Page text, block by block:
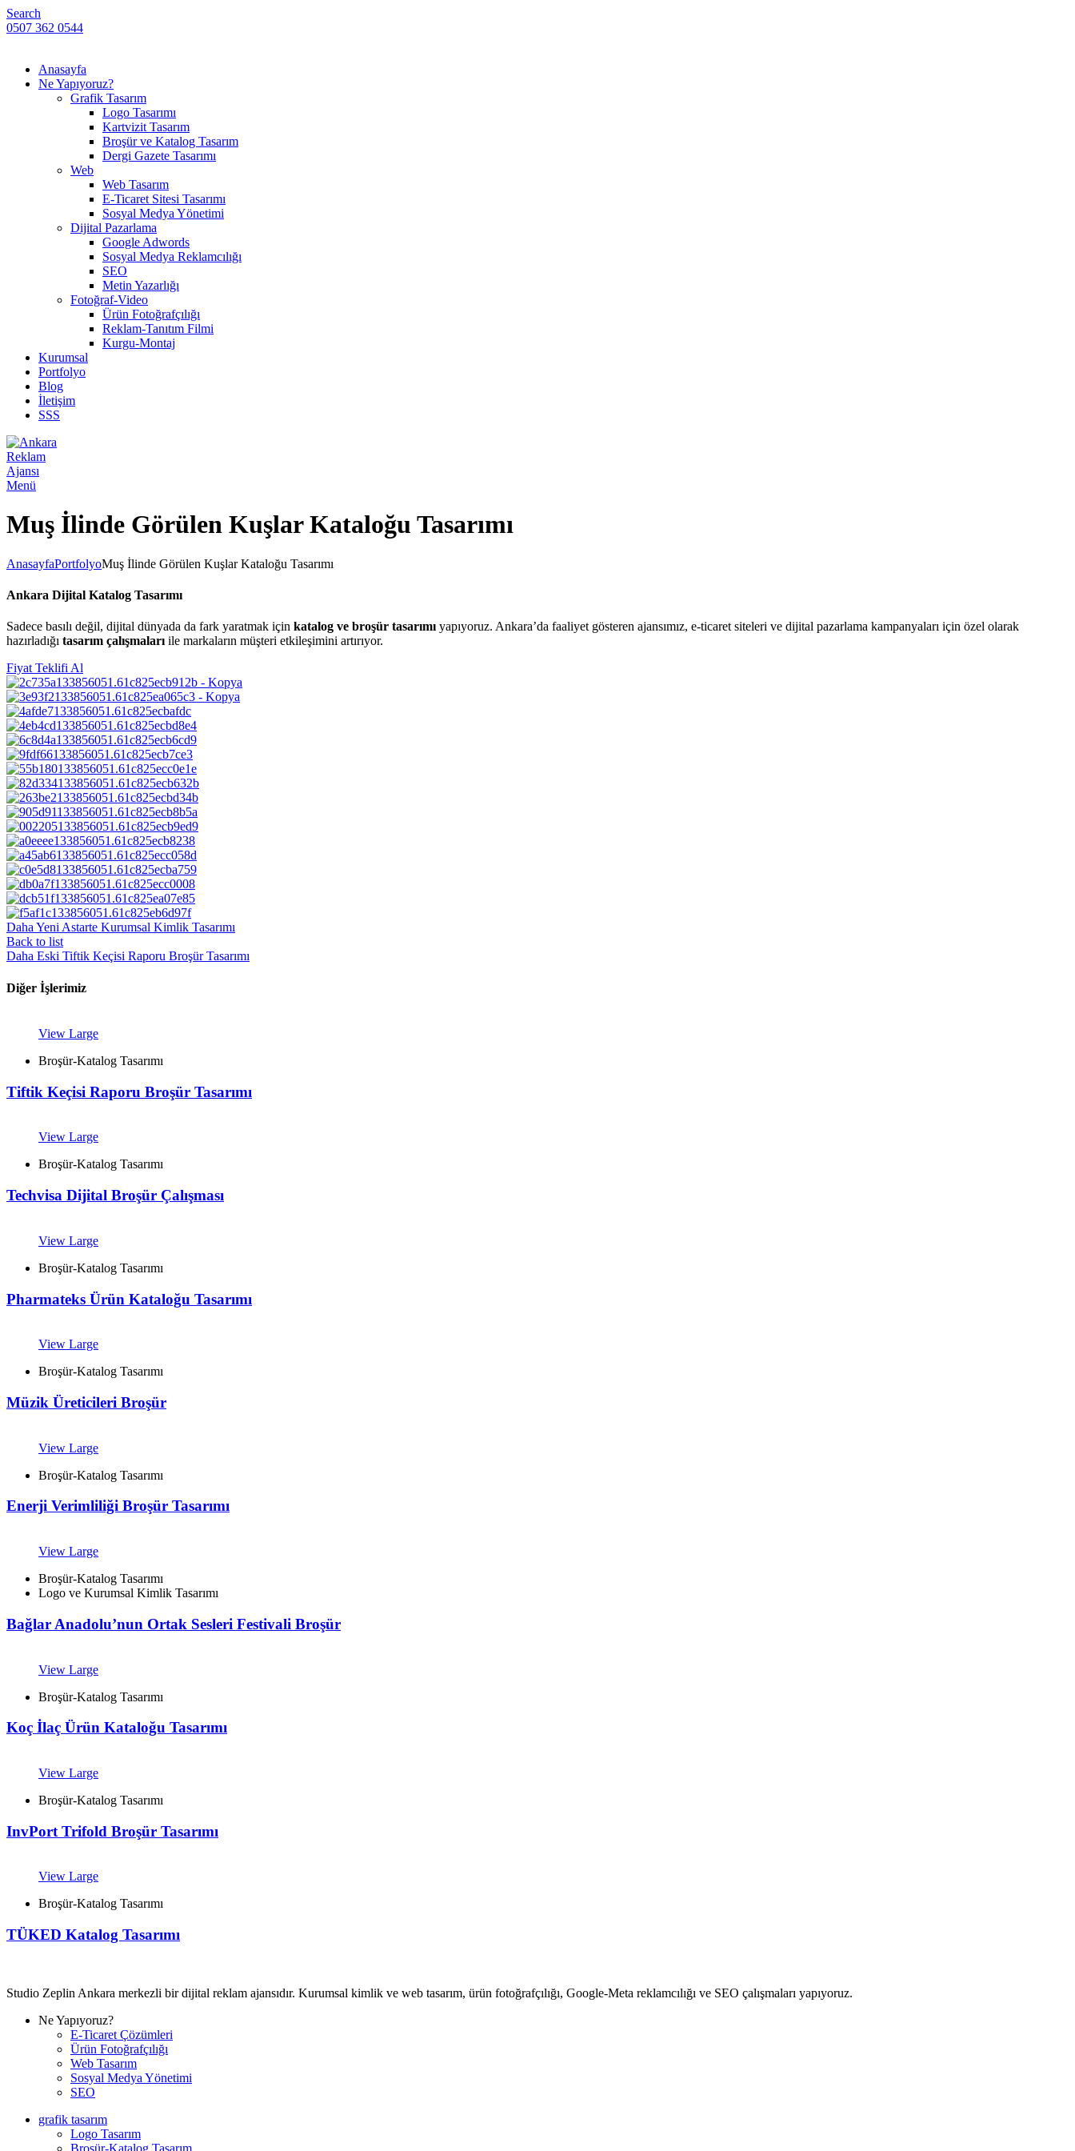
Search
0507 362 0544
Anasayfa
Ne Yapıyoruz?
Grafik Tasarım
Logo Tasarımı
Kartvizit Tasarım
Broşür ve Katalog Tasarım
Dergi Gazete Tasarımı
Web
Web Tasarım
E-Ticaret Sitesi Tasarımı
Sosyal Medya Yönetimi
Dijital Pazarlama
Google Adwords
Sosyal Medya Reklamcılığı
SEO
Metin Yazarlığı
Fotoğraf-Video
Ürün Fotoğrafçılığı
Reklam-Tanıtım Filmi
Kurgu-Montaj
Kurumsal
Portfolyo
Blog
İletişim
SSS
Menü
Muş İlinde Görülen Kuşlar Kataloğu Tasarımı
AnasayfaPortfolyoMuş İlinde Görülen Kuşlar Kataloğu Tasarımı
Ankara Dijital Katalog Tasarımı
Sadece basılı değil, dijital dünyada da fark yaratmak için katalog ve broşür tasarımıyapıyoruz. Ankara’da faaliyet gösteren ajansımız, e-ticaret siteleri ve dijital pazarlama kampanyaları için özel olarak
hazırladığı tasarım çalışmalarıile markaların müşteri etkileşimini artırıyor.
Fiyat Teklifi Al
Daha YeniAstarte Kurumsal Kimlik Tasarımı
Back to list
Daha Eski Tiftik Keçisi Raporu Broşür Tasarımı
Diğer İşlerimiz
View Large
Broşür-Katalog Tasarımı
Tiftik Keçisi Raporu Broşür Tasarımı
View Large
Broşür-Katalog Tasarımı
Techvisa Dijital Broşür Çalışması
View Large
Broşür-Katalog Tasarımı
Pharmateks Ürün Kataloğu Tasarımı
View Large
Broşür-Katalog Tasarımı
Müzik Üreticileri Broşür
View Large
Broşür-Katalog Tasarımı
Enerji Verimliliği Broşür Tasarımı
View Large
Broşür-Katalog Tasarımı
Logo ve Kurumsal Kimlik Tasarımı
Bağlar Anadolu’nun Ortak Sesleri Festivali Broşür
View Large
Broşür-Katalog Tasarımı
Koç İlaç Ürün Kataloğu Tasarımı
View Large
Broşür-Katalog Tasarımı
InvPort Trifold Broşür Tasarımı
View Large
Broşür-Katalog Tasarımı
TÜKED Katalog Tasarımı
Studio Zeplin Ankara merkezli bir dijital reklam ajansıdır. Kurumsal kimlik ve web tasarım, ürün fotoğrafçılığı, Google-Meta reklamcılığı ve SEO çalışmaları yapıyoruz.
Ne Yapıyoruz?
E-Ticaret Çözümleri
Ürün Fotoğrafçılığı
Web Tasarım
Sosyal Medya Yönetimi
SEO
grafik tasarım
Logo Tasarım
Broşür-Katalog Tasarım